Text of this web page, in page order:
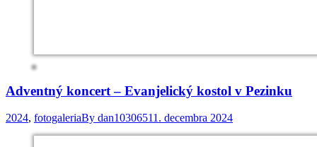
Adventný koncert – Evanjelický kostol v Pezinku
2024, fotogaleriaBy dan10306511. decembra 2024